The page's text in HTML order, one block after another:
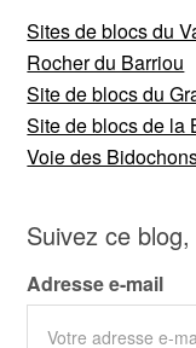
Sites de blocs du
Rocher du Barriou
Site de blocs du
Site de blocs de la
Voie des
Suivez ce
Adresse e-mail